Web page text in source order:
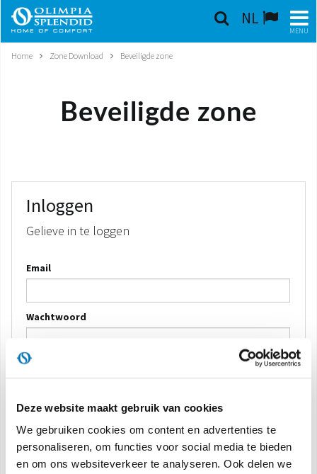
Deze website maakt gebruik van cookies
We gebruiken cookies om content en advertenties te
personaliseren, om functies voor social media te bieden
en om ons websiteverkeer te analyseren. Ook delen we
NL
MENU
NEDERLANDSE
LUCHTBEHANDELING
GEÏNTEGREERDE SYSTEMEN
CONTACTEN
WERELD OS
DOCUMENTATIE PRODUCTEN
Home Zone Download Beveiligde zone
Beveiligde zone
Inloggen
Gelieve in te loggen
Email
Wachtwoord
AANMELDEN
Herinner me
Wachtwoord herstellen